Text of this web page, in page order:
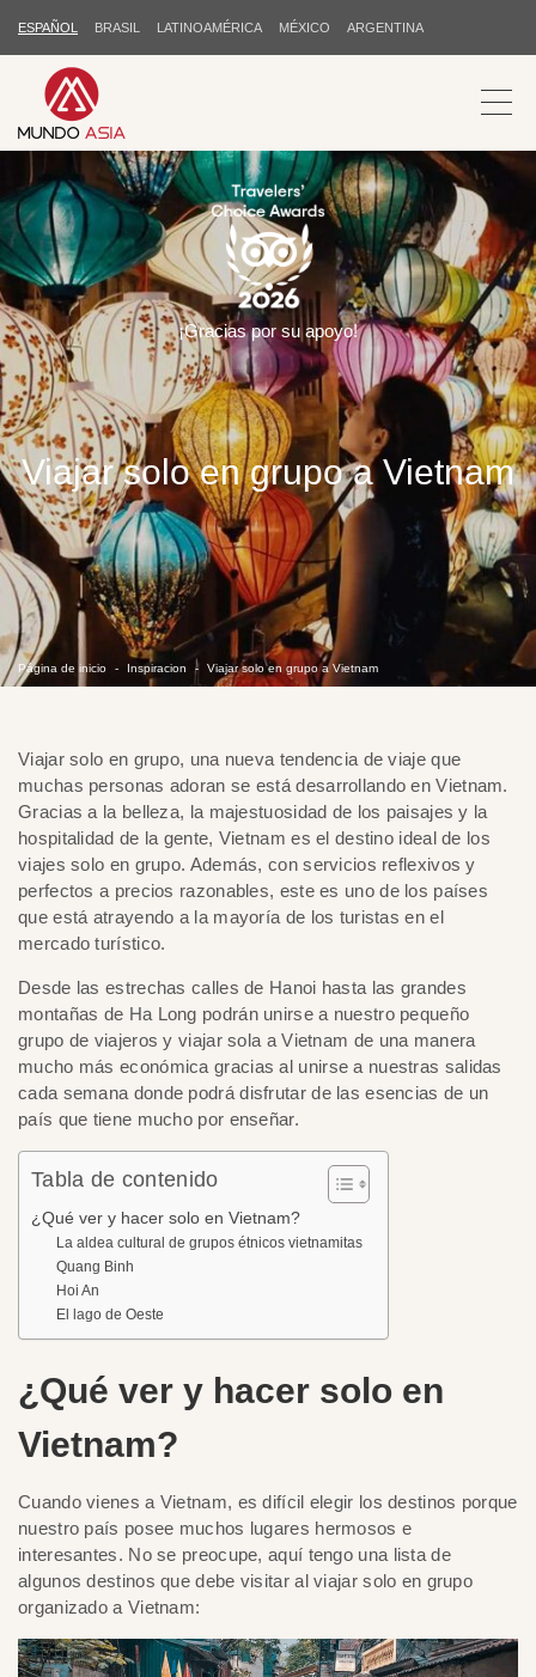
ESPAÑOL BRASIL LATINOAMÉRICA MÉXICO ARGENTINA
Viajar solo en grupo a Vietnam
Página de inicio Inspiracion Viajar solo en grupo a Vietnam
¡Gracias por su apoyo!
Viajar solo en grupo, una nueva tendencia de viaje que
muchas personas adoran se está desarrollando en Vietnam.
Gracias a la belleza, la majestuosidad de los paisajes y la
hospitalidad de la gente, Vietnam es el destino ideal de los
viajes solo en grupo. Además, con servicios reflexivos y
perfectos a precios razonables, este es uno de los países
que está atrayendo a la mayoría de los turistas en el
mercado turístico.
Desde las estrechas calles de Hanoi hasta las grandes
montañas de Ha Long podrán unirse a nuestro pequeño
grupo de viajeros y viajar sola a Vietnam de una manera
mucho más económica gracias al unirse a nuestras salidas
cada semana donde podrá disfrutar de las esencias de un
país que tiene mucho por enseñar.
Tabla de contenido
¿Qué ver y hacer solo en Vietnam?
La aldea cultural de grupos étnicos vietnamitas
Quang Binh
Hoi An
El lago de Oeste
¿Qué ver y hacer solo en
Vietnam?
Cuando vienes a Vietnam, es difícil elegir los destinos porque
nuestro país posee muchos lugares hermosos e
interesantes. No se preocupe, aquí tengo una lista de
algunos destinos que debe visitar al viajar solo en grupo
organizado a Vietnam: